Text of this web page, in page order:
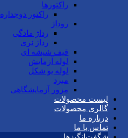
راکتورها
راکتور دوجداره
روداژ
رداژ مادگی
رداژ نری
قیف شیشه ای
لوله آزمایش
لوله یو شکل
مبرد
مزور آزمایشگاهی
لیست محصولات
گالری محصولات
درباره ما
تماس با ما